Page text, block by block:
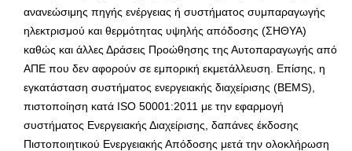
ανανεώσιμης πηγής ενέργειας ή συστήματος συμπαραγωγής
ηλεκτρισμού και θερμότητας υψηλής απόδοσης (ΣΗΘΥΑ)
καθώς και άλλες Δράσεις Προώθησης της Αυτοπαραγωγής από
ΑΠΕ που δεν αφορούν σε εμπορική εκμετάλλευση. Επίσης, η
εγκατάσταση συστήματος ενεργειακής διαχείρισης (BEMS),
πιστοποίηση κατά ISO 50001:2011 με την εφαρμογή
συστήματος Ενεργειακής Διαχείρισης, δαπάνες έκδοσης
Πιστοποιητικού Ενεργειακής Απόδοσης μετά την ολοκλήρωση